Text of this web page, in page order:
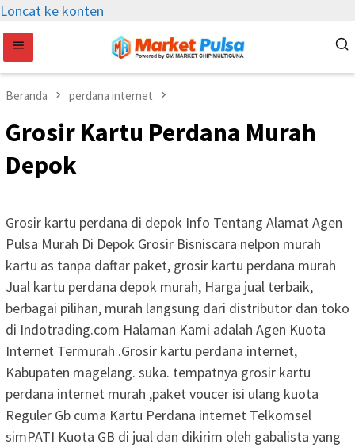
Loncat ke konten
Beranda perdana internet
Grosir Kartu Perdana Murah
Depok
Grosir kartu perdana di depok Info Tentang Alamat Agen
Pulsa Murah Di Depok Grosir Bisniscara nelpon murah
kartu as tanpa daftar paket, grosir kartu perdana murah
Jual kartu perdana depok murah, Harga jual terbaik,
berbagai pilihan, murah langsung dari distributor dan toko
di Indotrading.com Halaman Kami adalah Agen Kuota
Internet Termurah .Grosir kartu perdana internet,
Kabupaten magelang. suka. tempatnya grosir kartu
perdana internet murah ,paket voucer isi ulang kuota
Reguler Gb cuma Kartu Perdana internet Telkomsel
simPATI Kuota GB di jual dan dikirim oleh gabalista yang